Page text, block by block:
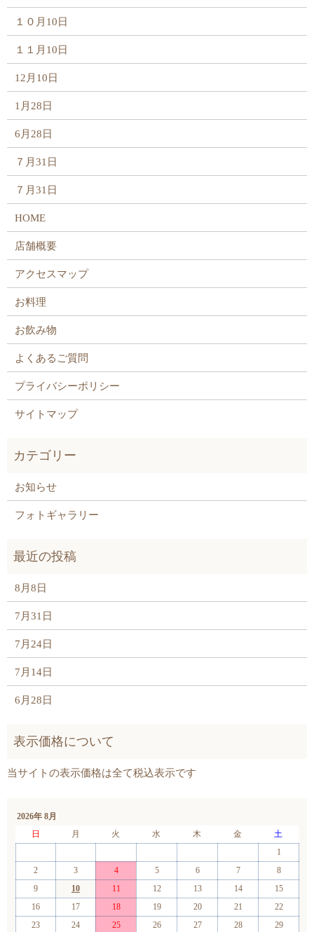
１０月10日
１１月10日
12月10日
1月28日
6月28日
７月31日
７月31日
HOME
店舗概要
アクセスマップ
お料理
お飲み物
よくあるご質問
プライバシーポリシー
サイトマップ
お知らせ
フォトギャラリー
8月8日
7月31日
7月24日
7月14日
6月28日
2026年 8月
日
月 火 水 木 金
土
1
2
3 4 5 6 7
8
9
10 11 12 13 14
15
16
17 18 19 20 21
22
23
24 25 26 27 28 29